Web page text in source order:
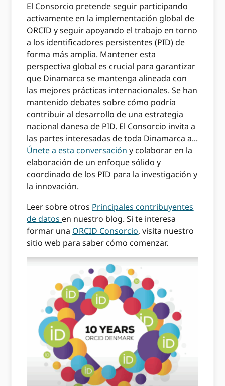
El Consorcio pretende seguir participando
activamente en la implementación global de
ORCID y seguir apoyando el trabajo en torno
a los identificadores persistentes (PID) de
forma más amplia. Mantener esta
perspectiva global es crucial para garantizar
que Dinamarca se mantenga alineada con
las mejores prácticas internacionales. Se han
mantenido debates sobre cómo podría
contribuir al desarrollo de una estrategia
nacional danesa de PID. El Consorcio invita a
las partes interesadas de toda Dinamarca a...
Únete a esta conversación y colaborar en la
elaboración de un enfoque sólido y
coordinado de los PID para la investigación y
la innovación.
Leer sobre otros Principales contribuyentes
de datos en nuestro blog. Si te interesa
formar una ORCID Consorcio, visita nuestro
sitio web para saber cómo comenzar.